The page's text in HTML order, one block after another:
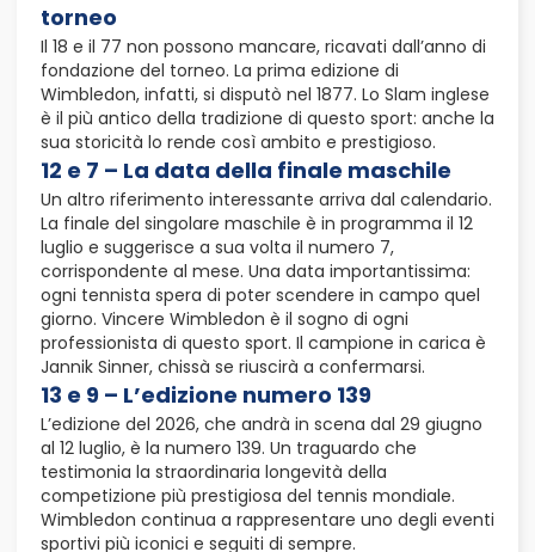
torneo
Il 18 e il 77 non possono mancare, ricavati dall’anno di
fondazione del torneo. La prima edizione di
Wimbledon, infatti, si disputò nel 1877. Lo Slam inglese
è il più antico della tradizione di questo sport: anche la
sua storicità lo rende così ambito e prestigioso.
12 e 7 – La data della finale maschile
Un altro riferimento interessante arriva dal calendario.
La finale del singolare maschile è in programma il 12
luglio e suggerisce a sua volta il numero 7,
corrispondente al mese. Una data importantissima:
ogni tennista spera di poter scendere in campo quel
giorno. Vincere Wimbledon è il sogno di ogni
professionista di questo sport. Il campione in carica è
Jannik Sinner, chissà se riuscirà a confermarsi.
13 e 9 – L’edizione numero 139
L’edizione del 2026, che andrà in scena dal 29 giugno
al 12 luglio, è la numero 139. Un traguardo che
testimonia la straordinaria longevità della
competizione più prestigiosa del tennis mondiale.
Wimbledon continua a rappresentare uno degli eventi
sportivi più iconici e seguiti di sempre.